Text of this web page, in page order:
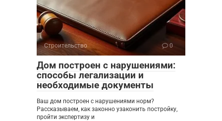
Строительство 0
Дом построен с нарушениями:
способы легализации и
необходимые документы
Ваш дом построен с нарушениями норм?
Рассказываем, как законно узаконить постройку,
пройти экспертизу и